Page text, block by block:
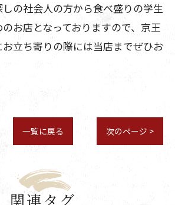
の社会人の方から食べ盛りの学生
お店となっておりますので、京王
立ち寄りの際には当店までぜひお
一覧に戻る 次のページ >
関連タグ